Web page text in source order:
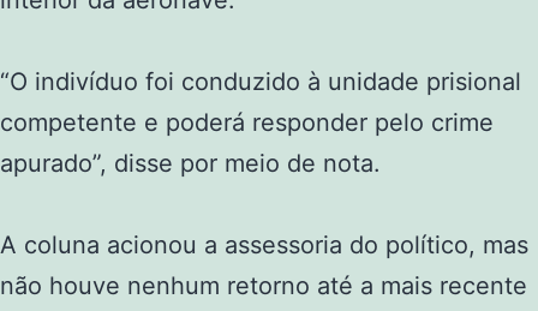
“O indivíduo foi conduzido à unidade prisional
competente e poderá responder pelo crime
apurado”, disse por meio de nota.
A coluna acionou a assessoria do político, mas
não houve nenhum retorno até a mais recente